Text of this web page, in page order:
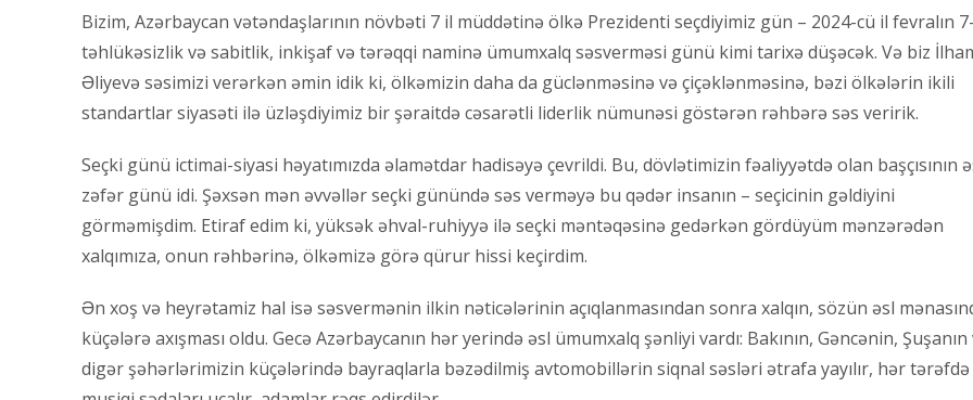
Bizim, Azərbaycan vətəndaşlarının növbəti 7 il müddətinə ölkə Prezidenti seçdiyimiz gün – 2024-cü il fevralın
təhlükəsizlik və sabitlik, inkişaf və tərəqqi naminə ümumxalq səsverməsi günü kimi tarixə düşəcək. Və biz
Əliyevə səsimizi verərkən əmin idik ki, ölkəmizin daha da güclənməsinə və çiçəklənməsinə, bəzi ölkələrin ikili
standartlar siyasəti ilə üzləşdiyimiz bir şəraitdə cəsarətli liderlik nümunəsi göstərən rəhbərə səs veririk.
Seçki günü ictimai-siyasi həyatımızda əlamətdar hadisəyə çevrildi. Bu, dövlətimizin fəaliyyətdə olan başçısının
zəfər günü idi. Şəxsən mən əvvəllər seçki günündə səs verməyə bu qədər insanın – seçicinin gəldiyini
görməmişdim. Etiraf edim ki, yüksək əhval-ruhiyyə ilə seçki məntəqəsinə gedərkən gördüyüm mənzərədən
xalqımıza, onun rəhbərinə, ölkəmizə görə qürur hissi keçirdim.
Ən xoş və heyrətamiz hal isə səsvermənin ilkin nəticələrinin açıqlanmasından sonra xalqın, sözün əsl
küçələrə axışması oldu. Gecə Azərbaycanın hər yerində əsl ümumxalq şənliyi vardı: Bakının, Gəncənin, Şuşanın
digər şəhərlərimizin küçələrində bayraqlarla bəzədilmiş avtomobillərin siqnal səsləri ətrafa yayılır, hər tərəfdə